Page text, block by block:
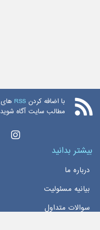
با اضافه کردن RSS
مطالب سایت آگاه شوید
بیشتر بدانید
درباره ما
بیانیه مسئولیت
سوالات متداول